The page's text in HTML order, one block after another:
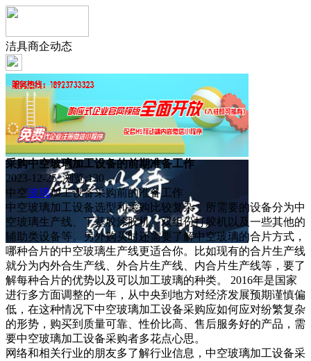
洁具商企动态
采购中空玻璃加工设备的前期准备工作
2023-12-25 浏览:130
中空玻璃加工设备采购前的准备工作
中空玻璃加工设备选型和采购比较复杂，所需要的设备分为中
空玻璃生产线、丁基胶涂胶机、双组份打胶机以及一些其他的
辅助类设备等。另外购买时还需要了解中空玻璃的合片方式，
哪种合片的中空玻璃生产线更适合你。比如现有的合片生产线
就分为内外合生产线、外合片生产线、内合片生产线等，要了
解每种合片的优势以及可以加工玻璃的种类。 2016年是国家
进行多方面调整的一年，从中央到地方对经济发展预期谨慎偏
低，在这种情况下中空玻璃加工设备采购应如何应对纷繁复杂
的形势，购买到质量可靠、性价比高、售后服务好的产品，需
要中空玻璃加工设备采购者多花点心思。
网络和相关行业的朋友多了解行业信息，中空玻璃加工设备采